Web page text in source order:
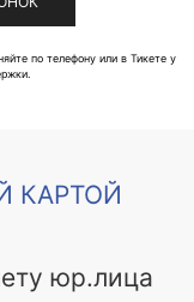
по телефону или в Тикете у
КАРТОЙ
юр.лица